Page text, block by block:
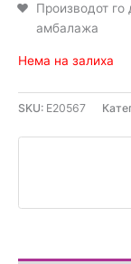
Производот го
амбалажа
Нема на залиха
SKU: E20567